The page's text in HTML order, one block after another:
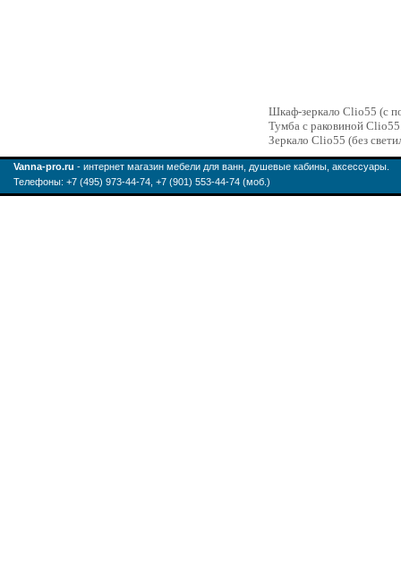
Шкаф-зеркало Clio55 (с
Тумба с раковиной
Зеркало Clio55 (без
Vanna-pro.ru - интернет магазин мебели для ванн, душевые кабины, аксессуары.
Телефоны: +7 (495) 973-44-74, +7 (901) 553-44-74 (моб.)